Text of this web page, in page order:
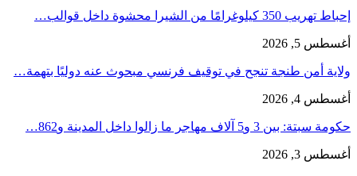
إحباط تهريب 350 كيلوغرامًا من الشيرا محشوة داخل قوالب…
أغسطس 5, 2026
ولاية أمن طنجة تنجح في توقيف فرنسي مبحوث عنه دوليًا بتهمة…
أغسطس 4, 2026
حكومة سبتة: بين 3 و5 آلاف مهاجر ما زالوا داخل المدينة و862…
أغسطس 3, 2026